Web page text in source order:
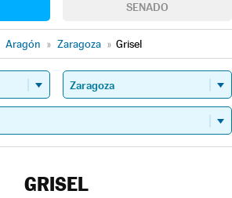
SENADO
Aragón » Zaragoza » Grisel
GRISEL